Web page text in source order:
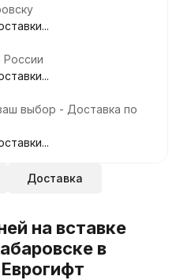
выбор - Доставка по
Доставка
на вставке
в